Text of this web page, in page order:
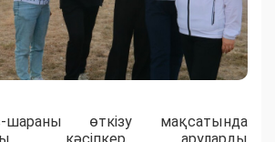
өткізу мақсатында